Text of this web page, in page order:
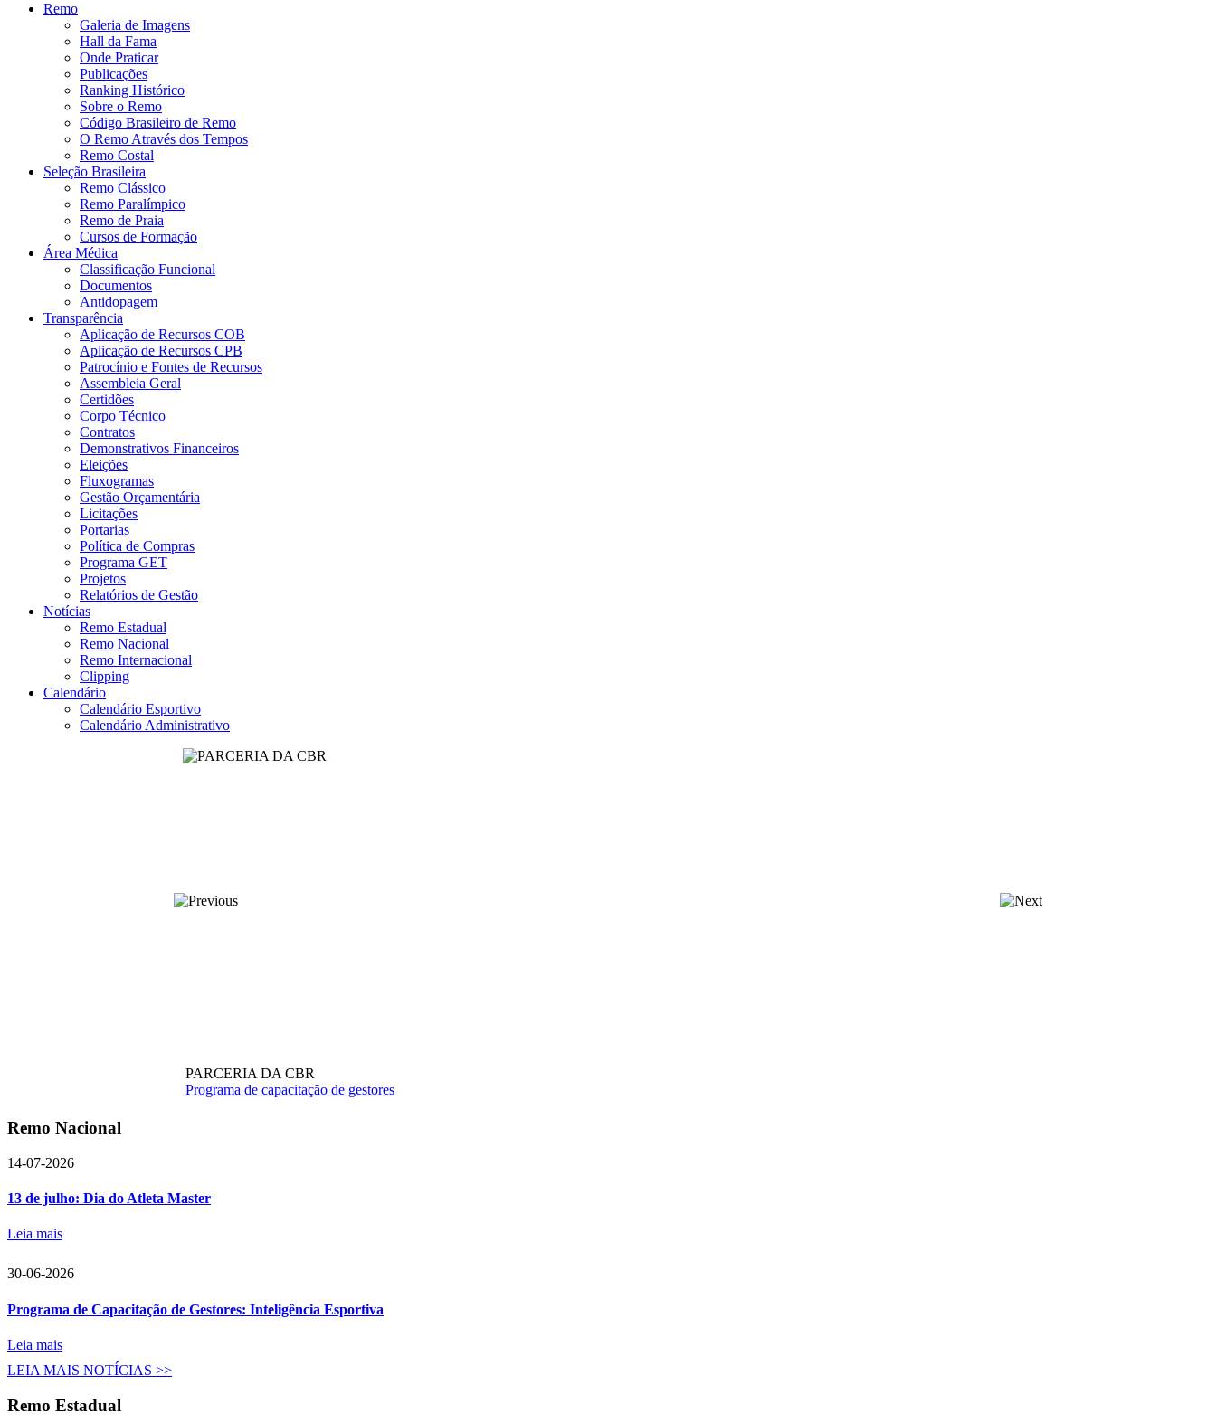
Remo
Galeria de Imagens
Hall da Fama
Onde Praticar
Publicações
Ranking Histórico
Sobre o Remo
Código Brasileiro de Remo
O Remo Através dos Tempos
Remo Costal
Seleção Brasileira
Remo Clássico
Remo Paralímpico
Remo de Praia
Cursos de Formação
Área Médica
Classificação Funcional
Documentos
Antidopagem
Transparência
Aplicação de Recursos COB
Aplicação de Recursos CPB
Patrocínio e Fontes de Recursos
Assembleia Geral
Certidões
Corpo Técnico
Contratos
Demonstrativos Financeiros
Eleições
Fluxogramas
Gestão Orçamentária
Licitações
Portarias
Política de Compras
Programa GET
Projetos
Relatórios de Gestão
Notícias
Remo Estadual
Remo Nacional
Remo Internacional
Clipping
Calendário
Calendário Esportivo
Calendário Administrativo
PARCERIA DA CBR
Programa de capacitação de gestores
Remo Nacional
14-07-2026
13 de julho: Dia do Atleta Master
Leia mais
30-06-2026
Programa de Capacitação de Gestores: Inteligência Esportiva
Leia mais
LEIA MAIS NOTÍCIAS >>
Remo Estadual